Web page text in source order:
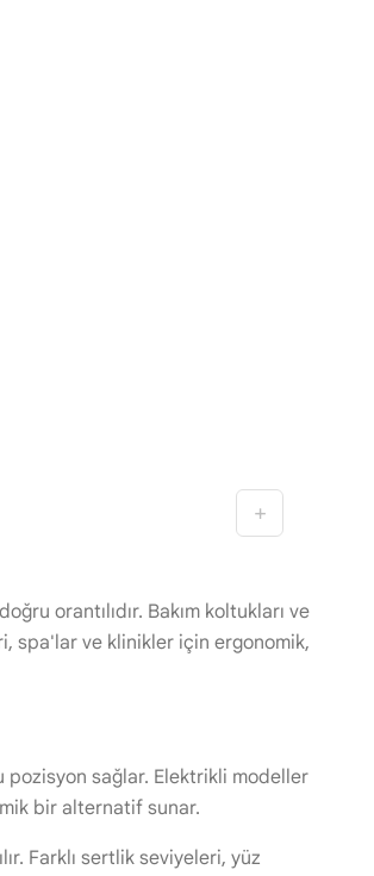
orantılıdır. Bakım koltukları ve
spa'lar ve klinikler için ergonomik,
pozisyon sağlar. Elektrikli modeller
bir alternatif sunar.
Farklı sertlik seviyeleri, yüz